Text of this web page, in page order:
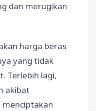
dan merugikan
harga beras
yang tidak
Terlebih lagi,
akibat
menciptakan